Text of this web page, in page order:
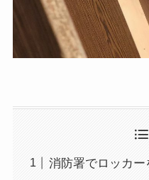
消防署でロッカー